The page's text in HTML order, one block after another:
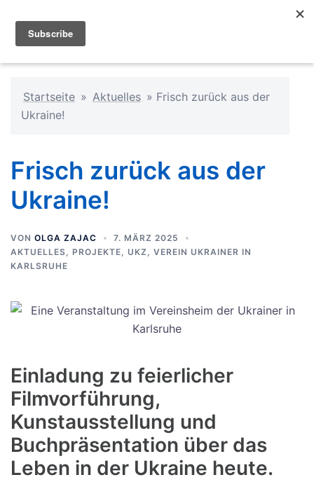
Startseite » Aktuelles » Frisch zurück aus der
Ukraine!
Frisch zurück aus der
Ukraine!
VON OLGA ZAJAC
7. MÄRZ 2025
AKTUELLES
PROJEKTE UKZ
VEREIN UKRAINER IN
KARLSRUHE
Einladung zu feierlicher
Filmvorführung,
Kunstausstellung und
Buchpräsentation über das
Leben in der Ukraine heute.